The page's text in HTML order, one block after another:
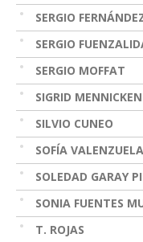
SERGIO
SERGIO
SERGIO MOFFAT
SIGRID
SILVIO CUNEO
SOFÍA
SOLEDAD GARAY
SONIA FUENTES
T. ROJAS